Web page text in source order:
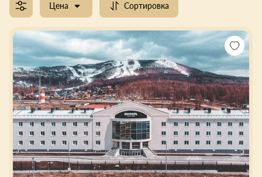
Цена Сортировка